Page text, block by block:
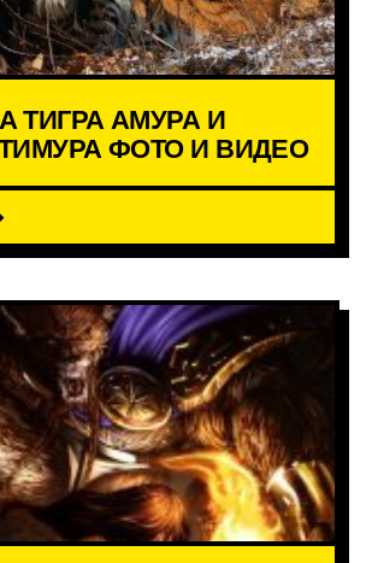
ТИГРА АМУРА И
ФОТО И ВИДЕО